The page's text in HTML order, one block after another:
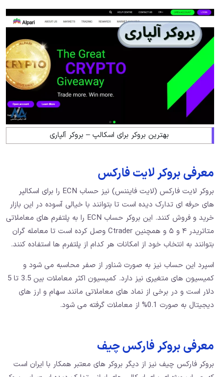
بهترین بروکر برای اسکالپ – بروکر آلپاری
معرفی بروکر لایت فارکس
بروکر لایت فارکس (لایت فایننس) نیز حساب ECN‌ را برای اسکالپر
های حرفه ای تدارک دیده است تا بتوانند با خیالی آسوده در این بازار
خرید و فروش کنند. این بروکر حساب ECN را به پلتفرم های معاملاتی
متاتریدر ۴ و ۵ و همچنین Ctrader وصل کرده است تا معامله گران
بتوانند به انتخاب خود از امکانات هر کدام از پلتفرم ها استفاده کنند.
اسپرد این حساب نیز به صورت شناور از صفر محاسبه می شود و
کمیسیون های متغیری نیز دارد. کمیسیون اکثر معاملات بین 3.5 تا 5
دلار است و در برخی از نماد های معاملاتی مانند سهام و ارز های
دیجیتال به صورت 0.1% از معاملات گرفته می شود.
معرفی بروکر فارکس چیف
بروکر فارکس چیف نیز از دیگر بروکر های معتبر همکار با ایران است